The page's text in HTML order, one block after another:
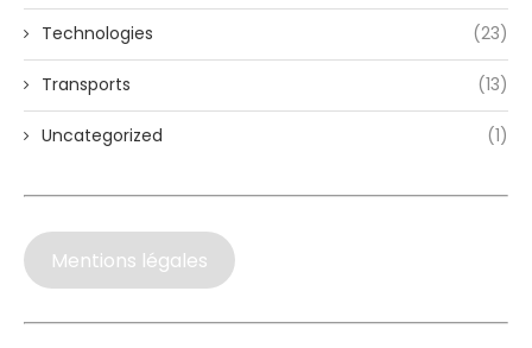
Technologies (23)
Transports (13)
Uncategorized (1)
Mentions légales